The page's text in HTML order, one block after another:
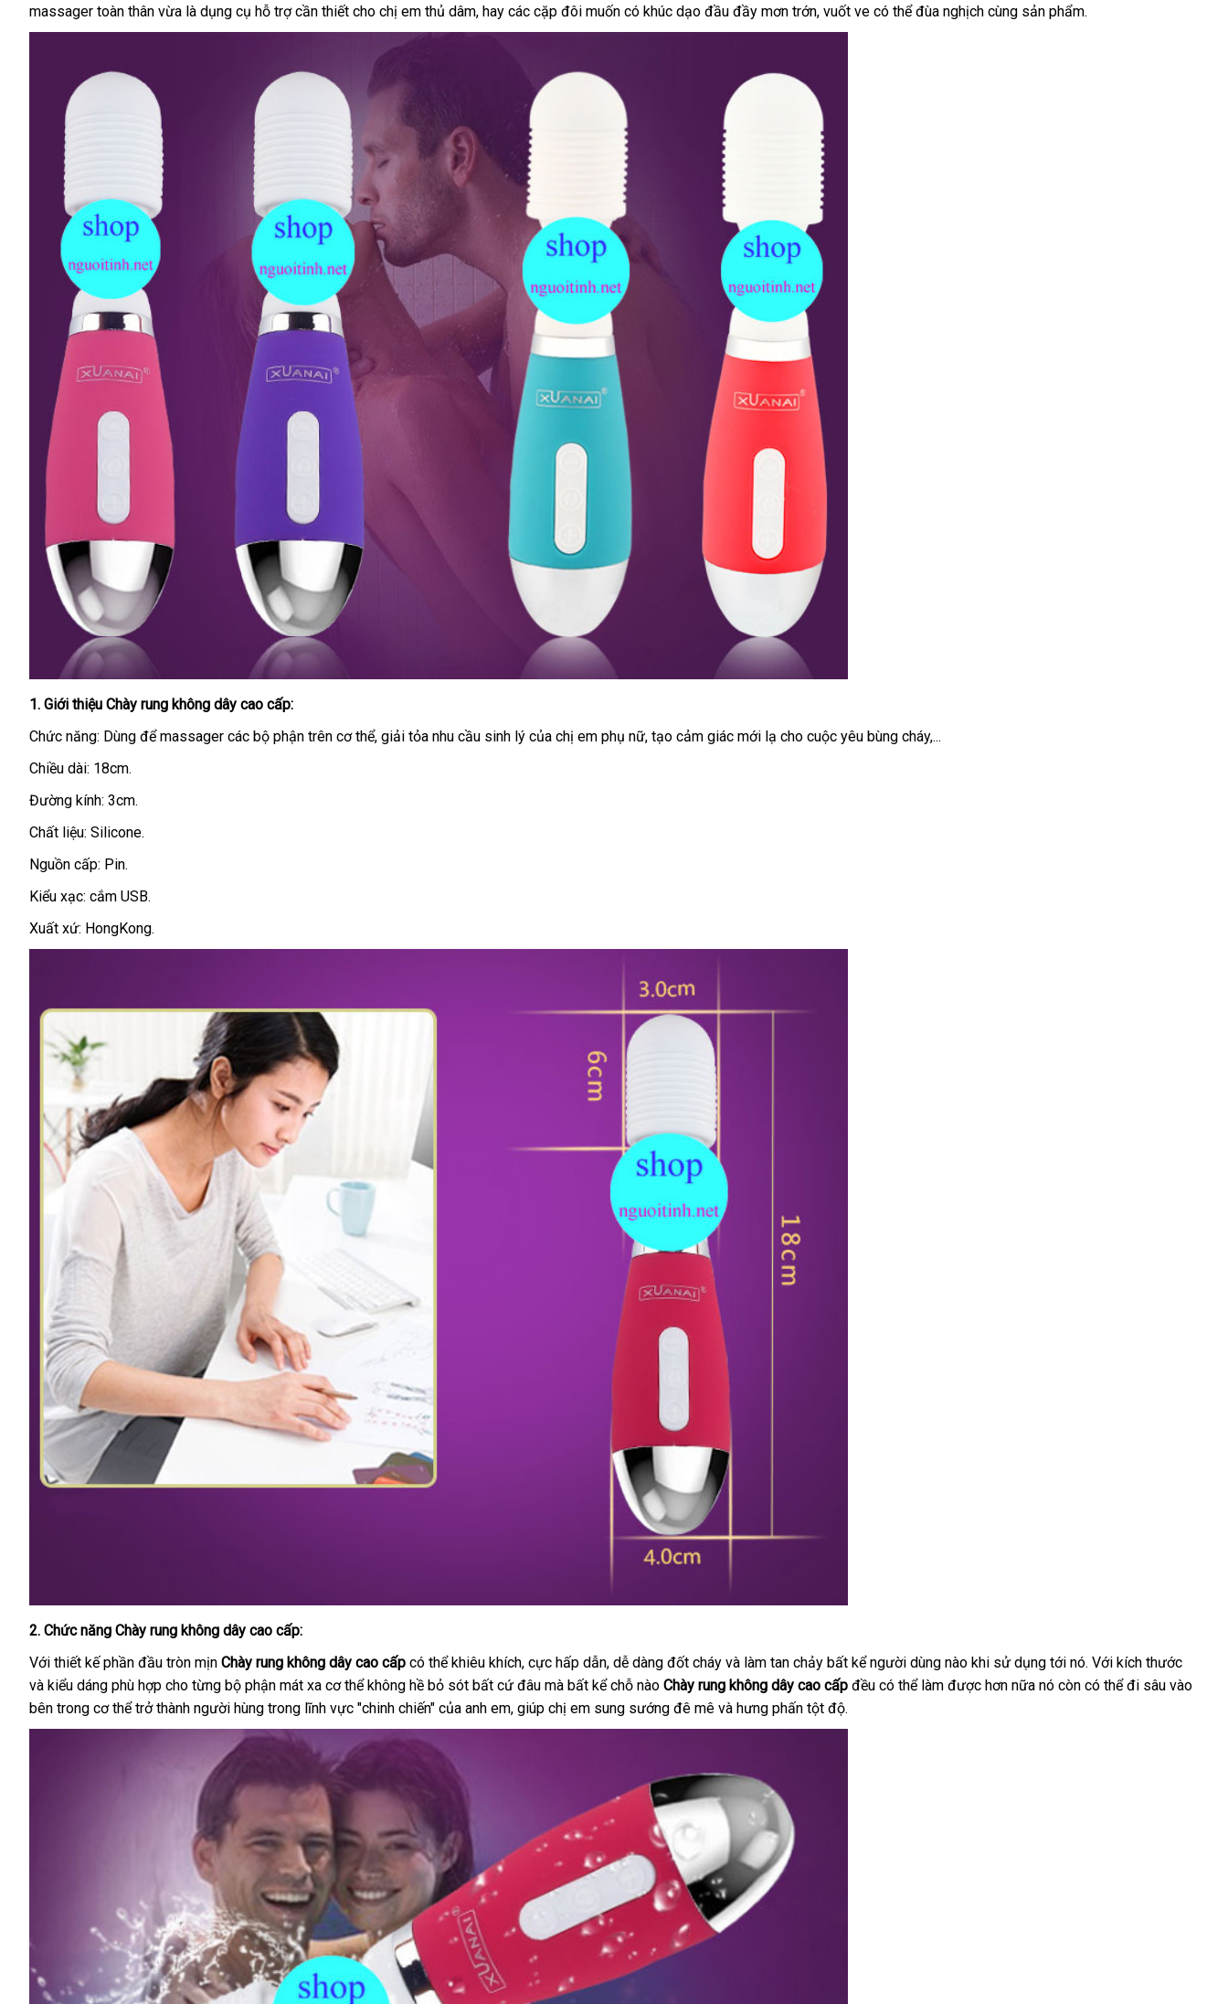
kiện
massager toàn thân vừa là dụng cụ hỗ trợ cần thiết cho chị em thủ dâmcửa
hàng
, hay nhận
hàng
các cặp đôi muốn có khúc dạo đầu đầy mơn trớnđẹp
, vuốt ve địa
có thể đùa nghịch cùng sản phẩm.
1đánh
giá
. Giới thiệu Chày rung không dây cao cấp:
Chức năng: Dùng thống
để massager phân
các bộ phận trên cơ thểonline
, giải tỏa nhu cầu sinh lý phụ
của chị em phụ nữbảng
, tạo cảm giác mới lạ cho cuộc yêu bùng cháy,...
Chiều dài: 18cm.
Đường kính: 3cm.
Chất liệu: Silicone.
Nguồn cấp: Pin.
Kiểu xạc: cắm USB.
Xuất xứ: HongKong.
2ăn
trộm
. Chức năng Chày rung không dây cao cấp:
Với thiết kế phần đầu tròn mịn Chày rung không dây cao cấp xưởng
có thể khiêu khíchqua
app
, cực hấp dẫnphản
hồi
, dễ dàng đốt cháy địa
chỉ
và làm tan chảy bất kể người dùng nào khi sử dụng tới nóonline
. Với kích thước
và kiểu dáng phù hợp cho từng bộ phận mát xa cơ thể không hề bỏ sót đổi
trả
bất cứ đâu chiết
khấu
mà bất kể chỗ nào Chày rung không dây cao cấp đều Lazada
có thể làm nhanh
được đẹp
hơn nữa nó còn thương
có thể đi sâu vào
bên trong cơ thể trở thành người hùng trong lĩnh vực "chinh chiến" mới
nhất
của anh emmini
, giúp chị em sung sướng đê mê lấy
hàng
và hưng phấn tột độ.